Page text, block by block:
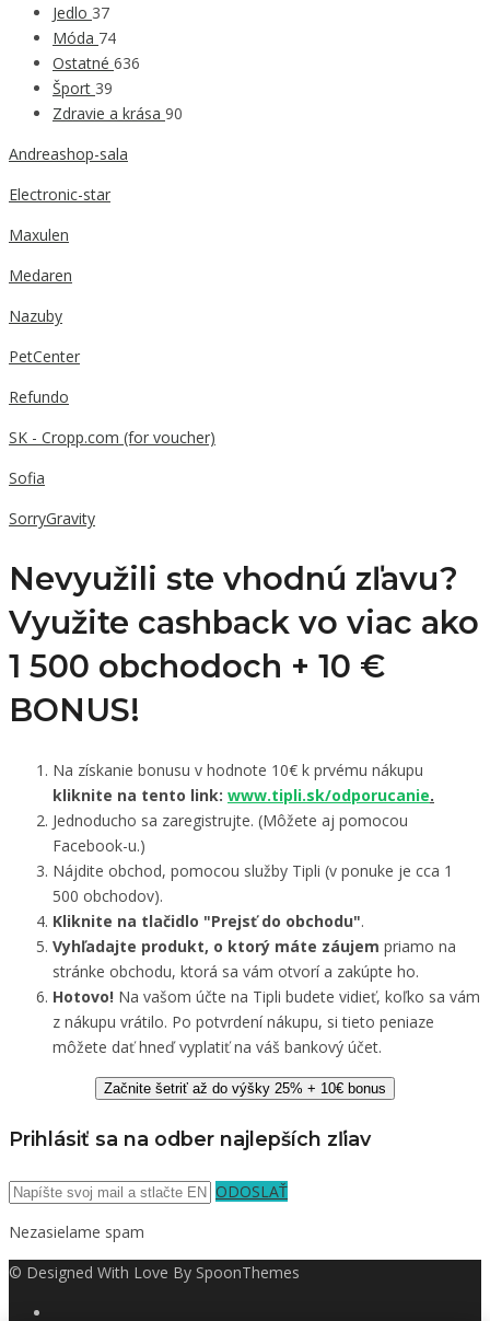
Jedlo 37
Móda 74
Ostatné 636
Šport 39
Zdravie a krása 90
Andreashop-sala
Electronic-star
Maxulen
Medaren
Nazuby
PetCenter
Refundo
SK - Cropp.com (for voucher)
Sofia
SorryGravity
Nevyužili ste vhodnú zľavu?
Využite cashback vo viac ako
1 500 obchodoch + 10 €
BONUS!
Na získanie bonusu v hodnote 10€ k prvému nákupu
kliknite na tento link: www.tipli.sk/odporucanie.
Jednoducho sa zaregistrujte. (Môžete aj pomocou
Facebook-u.)
Nájdite obchod, pomocou služby Tipli (v ponuke je cca 1
500 obchodov).
Kliknite na tlačidlo "Prejsť do obchodu".
Vyhľadajte produkt, o ktorý máte záujem priamo na
stránke obchodu, ktorá sa vám otvorí a zakúpte ho.
Hotovo! Na vašom účte na Tipli budete vidieť, koľko sa vám
z nákupu vrátilo. Po potvrdení nákupu, si tieto peniaze
môžete dať hneď vyplatiť na váš bankový účet.
Začnite šetriť až do výšky 25% + 10€ bonus
Prihlásiť sa na odber najlepších zľiav
ODOSLAŤ
Nezasielame spam
© Designed With Love By SpoonThemes